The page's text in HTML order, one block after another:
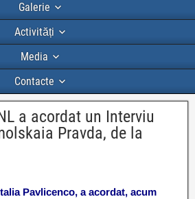
Galerie
Activități
Media
Contacte
a acordat un Interviu
Pravda, de la
Pavlicenco, a acordat, acum